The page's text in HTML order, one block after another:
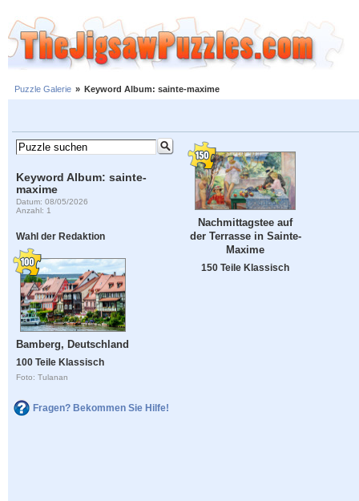
Puzzle Galerie » Keyword Album: sainte-maxime
Keyword Album: sainte-
maxime
Datum: 08/05/2026
Anzahl: 1
Wahl der Redaktion
Bamberg, Deutschland
100 Teile Klassisch
Foto: Tulanan
Fragen? Bekommen Sie Hilfe!
Nachmittagstee auf
der Terrasse in Sainte-
Maxime
150 Teile Klassisch